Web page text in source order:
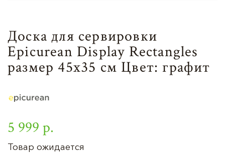
Доска для сервировки
Epicurean Display Rectangles
размер 45x35 см Цвет: графит
5 999 р.
Товар ожидается